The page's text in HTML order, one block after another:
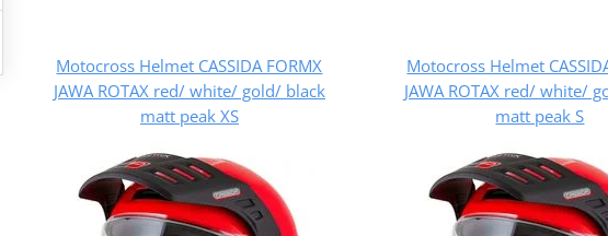
Motocross Helmet CASSIDA FORMX
JAWA ROTAX red/ white/ gold/ black
matt peak XS
Motocross Helmet
JAWA ROTAX red/ white/
matt peak S